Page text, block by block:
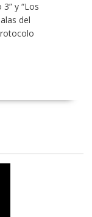
3” y “Los
del